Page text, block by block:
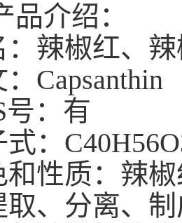
介绍：
辣椒红、
Capsanthin
：有
：
性质：辣
、分离、